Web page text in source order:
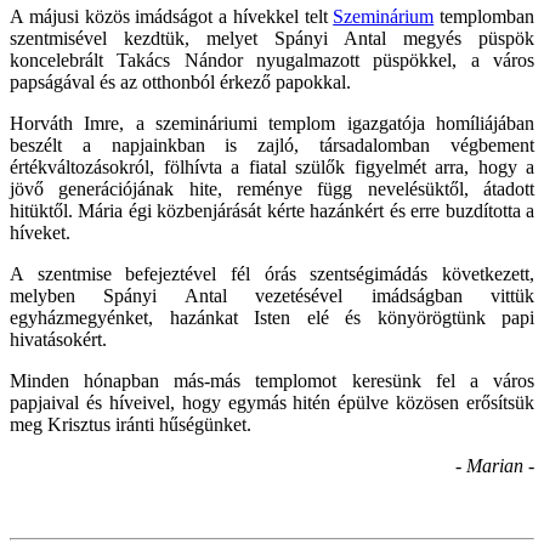
A májusi közös imádságot a hívekkel telt Szeminárium templomban
szentmisével kezdtük, melyet Spányi Antal megyés püspök
koncelebrált Takács Nándor nyugalmazott püspökkel, a város
papságával és az otthonból érkező papokkal.
Horváth Imre, a szemináriumi templom igazgatója homíliájában
beszélt a napjainkban is zajló, társadalomban végbement
értékváltozásokról, fölhívta a fiatal szülők figyelmét arra, hogy a
jövő generációjának hite, reménye függ nevelésüktől, átadott
hitüktől. Mária égi közbenjárását kérte hazánkért és erre buzdította a
híveket.
A szentmise befejeztével fél órás szentségimádás következett,
melyben Spányi Antal vezetésével imádságban vittük
egyházmegyénket, hazánkat Isten elé és könyörögtünk papi
hivatásokért.
Minden hónapban más-más templomot keresünk fel a város
papjaival és híveivel, hogy egymás hitén épülve közösen erősítsük
meg Krisztus iránti hűségünket.
- Marian -